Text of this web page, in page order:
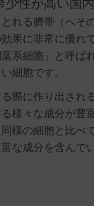
少性が高い国
れる臍帯（へそ
果に非常に優れ
葉系細胞」と呼ば
細胞です。
際に作り出され
様々な成分が豊
様の細胞と比べ
な成分を含んで